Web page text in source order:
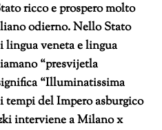
ricco e prospero molto
odierno.Nello Stato
lingua veneta e lingua
“presvijetla
“Illuminatissima
tempi del Impero asburgico
interviene a Milano x